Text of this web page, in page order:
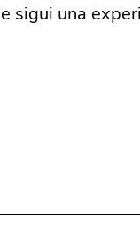
sigui una